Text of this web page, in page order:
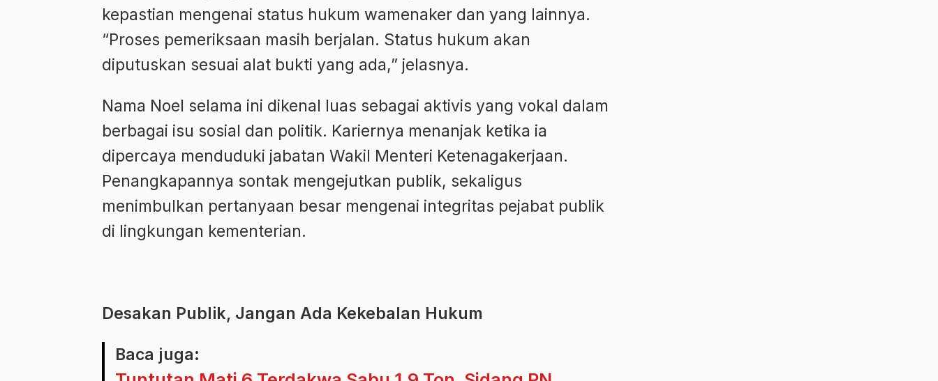
kepastian mengenai status hukum wamenaker dan yang lainnya.
“Proses pemeriksaan masih berjalan. Status hukum akan
diputuskan sesuai alat bukti yang ada,” jelasnya.
Nama Noel selama ini dikenal luas sebagai aktivis yang vokal dalam
berbagai isu sosial dan politik. Kariernya menanjak ketika ia
dipercaya menduduki jabatan Wakil Menteri Ketenagakerjaan.
Penangkapannya sontak mengejutkan publik, sekaligus
menimbulkan pertanyaan besar mengenai integritas pejabat publik
di lingkungan kementerian.
Desakan Publik, Jangan Ada Kekebalan Hukum
Baca juga: